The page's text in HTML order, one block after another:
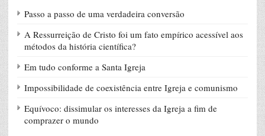
Passo a passo de uma verdadeira conversão
A Ressurreição de Cristo foi um fato empírico acessível aos
métodos da história científica?
Em tudo conforme a Santa Igreja
Impossibilidade de coexistência entre Igreja e comunismo
Equívoco: dissimular os interesses da Igreja a fim de
comprazer o mundo